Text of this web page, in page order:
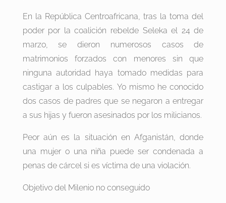
En la República Centroafricana, tras la toma del
poder por la coalición rebelde Seleka el 24 de
marzo, se dieron numerosos casos de
matrimonios forzados con menores sin que
ninguna autoridad haya tomado medidas para
castigar a los culpables. Yo mismo he conocido
dos casos de padres que se negaron a entregar
a sus hijas y fueron asesinados por los milicianos.
Peor aún es la situación en Afganistán, donde
una mujer o una niña puede ser condenada a
penas de cárcel si es víctima de una violación.
Objetivo del Milenio no conseguido